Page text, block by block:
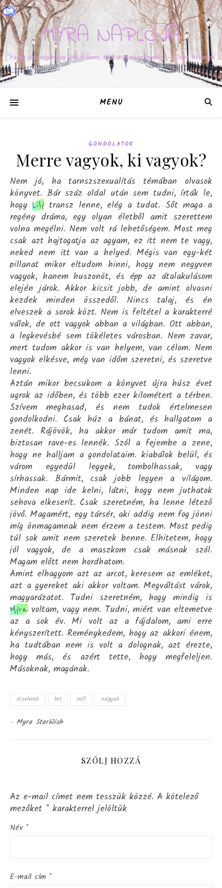
MYRA NAPLÓJA
"Ha az ösztrogén egy űrhajó lenne, már a Marson lennék." – Claire Atkinson
MENU
GONDOLATOK
Merre vagyok, ki vagyok?
Nem jó, ha tarnszszexualítás témában olvasok
könyvet. Bár száz oldal után sem tudni, írták le,
hogyLily transz lenne, elég a tudat. Sőt maga a
regény dráma, egy olyan életből amit szerettem
volna megélni. Nem volt rá lehetőségem. Most meg
csak azt hajtogatja az agyam, ez itt nem te vagy,
neked nem itt van a helyed. Mégis van egy-két
pillanat mikor eltudom hinni, hogy nem negyven
vagyok, hanem huszonöt, és épp az átalakulásom
elején járok. Akkor kicsit jobb, de amint olvasni
kezdek minden összedől. Nincs talaj, és én
elveszek a sorok közt. Nem is feltétel a karakterré
válok, de ott vagyok abban a világban. Ott abban,
a legkevésbé sem tökéletes városban. Nem zavar,
mert tudom akkor is van helyem, van célom. Nem
vagyok elkésve, még van időm szeretni, és szeretve
lenni.
Aztán mikor becsukom a könyvet újra húsz évet
ugrok az időben, és több ezer kilométert a térben.
Szívem meghasad, és nem tudok értelmesen
gondolkodni. Csak húz a bánat, és hallgatom a
zenét. Rájövök, ha akkor már tudom amit ma,
biztosan rave-es lennék. Szól a fejembe a zene,
hogy ne halljam a gondolataim. kiabálok belül, és
várom egyedül legyek, tombolhassak, vagy
sírhassak. Bármit, csak jobb legyen a világom.
Minden nap ide kelni, látni, hogy nem juthatok
sehova elkeserít. Csak szeretném, ha lenne létező
jövő. Magamért, egy társér, aki addig nem fog jönni
míg önmagamnak nem érzem a testem. Most pedig
túl sok amit nem szeretek benne. Elhitetem, hogy
jól vagyok, de a maszkom csak másnak szól.
Magam előtt nem hordhatom.
Amint elhagyom azt az arcot, keresem az emléket,
azt a gyereket aki akkor voltam. Megváltást várok,
magyarázatot. Tudni szeretném, hogy mindig is
Myravoltam, vagy nem. Tudni, miért van eltemetve
az a sok év. Mi volt az a fájdalom, ami erre
kényszerített. Reménykedem, hogy az akkori énem,
ha tudtában nem is volt a dolognak, azt érezte,
hogy más, és azért tette, hogy megfeleljen.
Másoknak, magának.
érzelmek hrt mtf vágyak
- Myra StarWish
SZÓLJ HOZZÁ
Az e-mail címet nem tesszük közzé. A kötelező
mezőket * karakterrel jelöltük
Név *
E-mail cím *